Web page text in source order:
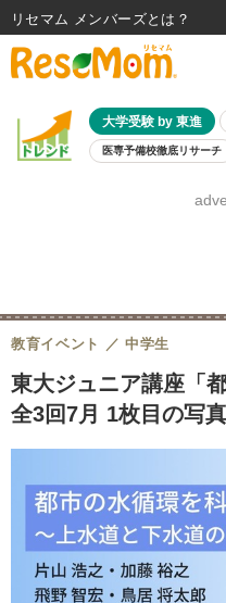
大学受験 by 東進
医専予備校徹底リサーチ
8月開催
東大ジュニア講座「
全3回7月 1枚目の写
教育イベント 中学生
リセマム メンバーズ